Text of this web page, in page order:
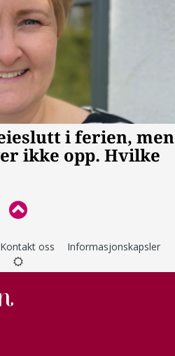
Kontakt oss Informasjonskapsler